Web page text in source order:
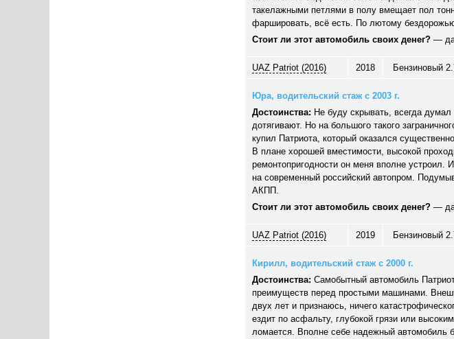
такелажными петлями в полу вмещает пол
фаршировать, всё есть. По лютому бездорожью
Стоит ли этот автомобиль своих денег? —
UAZ Patriot (2016) 2018 Бензиновый
Юра, водительский стаж с 2003 г.
Достоинства: Не буду скрывать, всегда
дотягивают. Но на большого такого
купил Патриота, который оказался
В плане хорошей вместимости, высокой
ремонтопригодности он меня вполне устроил.
на современный российский автопром.
АКПП.
Стоит ли этот автомобиль своих денег? —
UAZ Patriot (2016) 2019 Бензиновый
Кирилл, водительский стаж с 2000 г.
Достоинства: Самобытный автомобиль
преимуществ перед простыми машинами.
двух лет и признаюсь, ничего
ездит по асфальту, глубокой грязи или
ломается. Вполне себе надежный автомобиль